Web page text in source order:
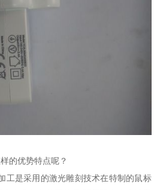
的优势特点呢？
工是采用的激光雕刻技术在特制的鼠标